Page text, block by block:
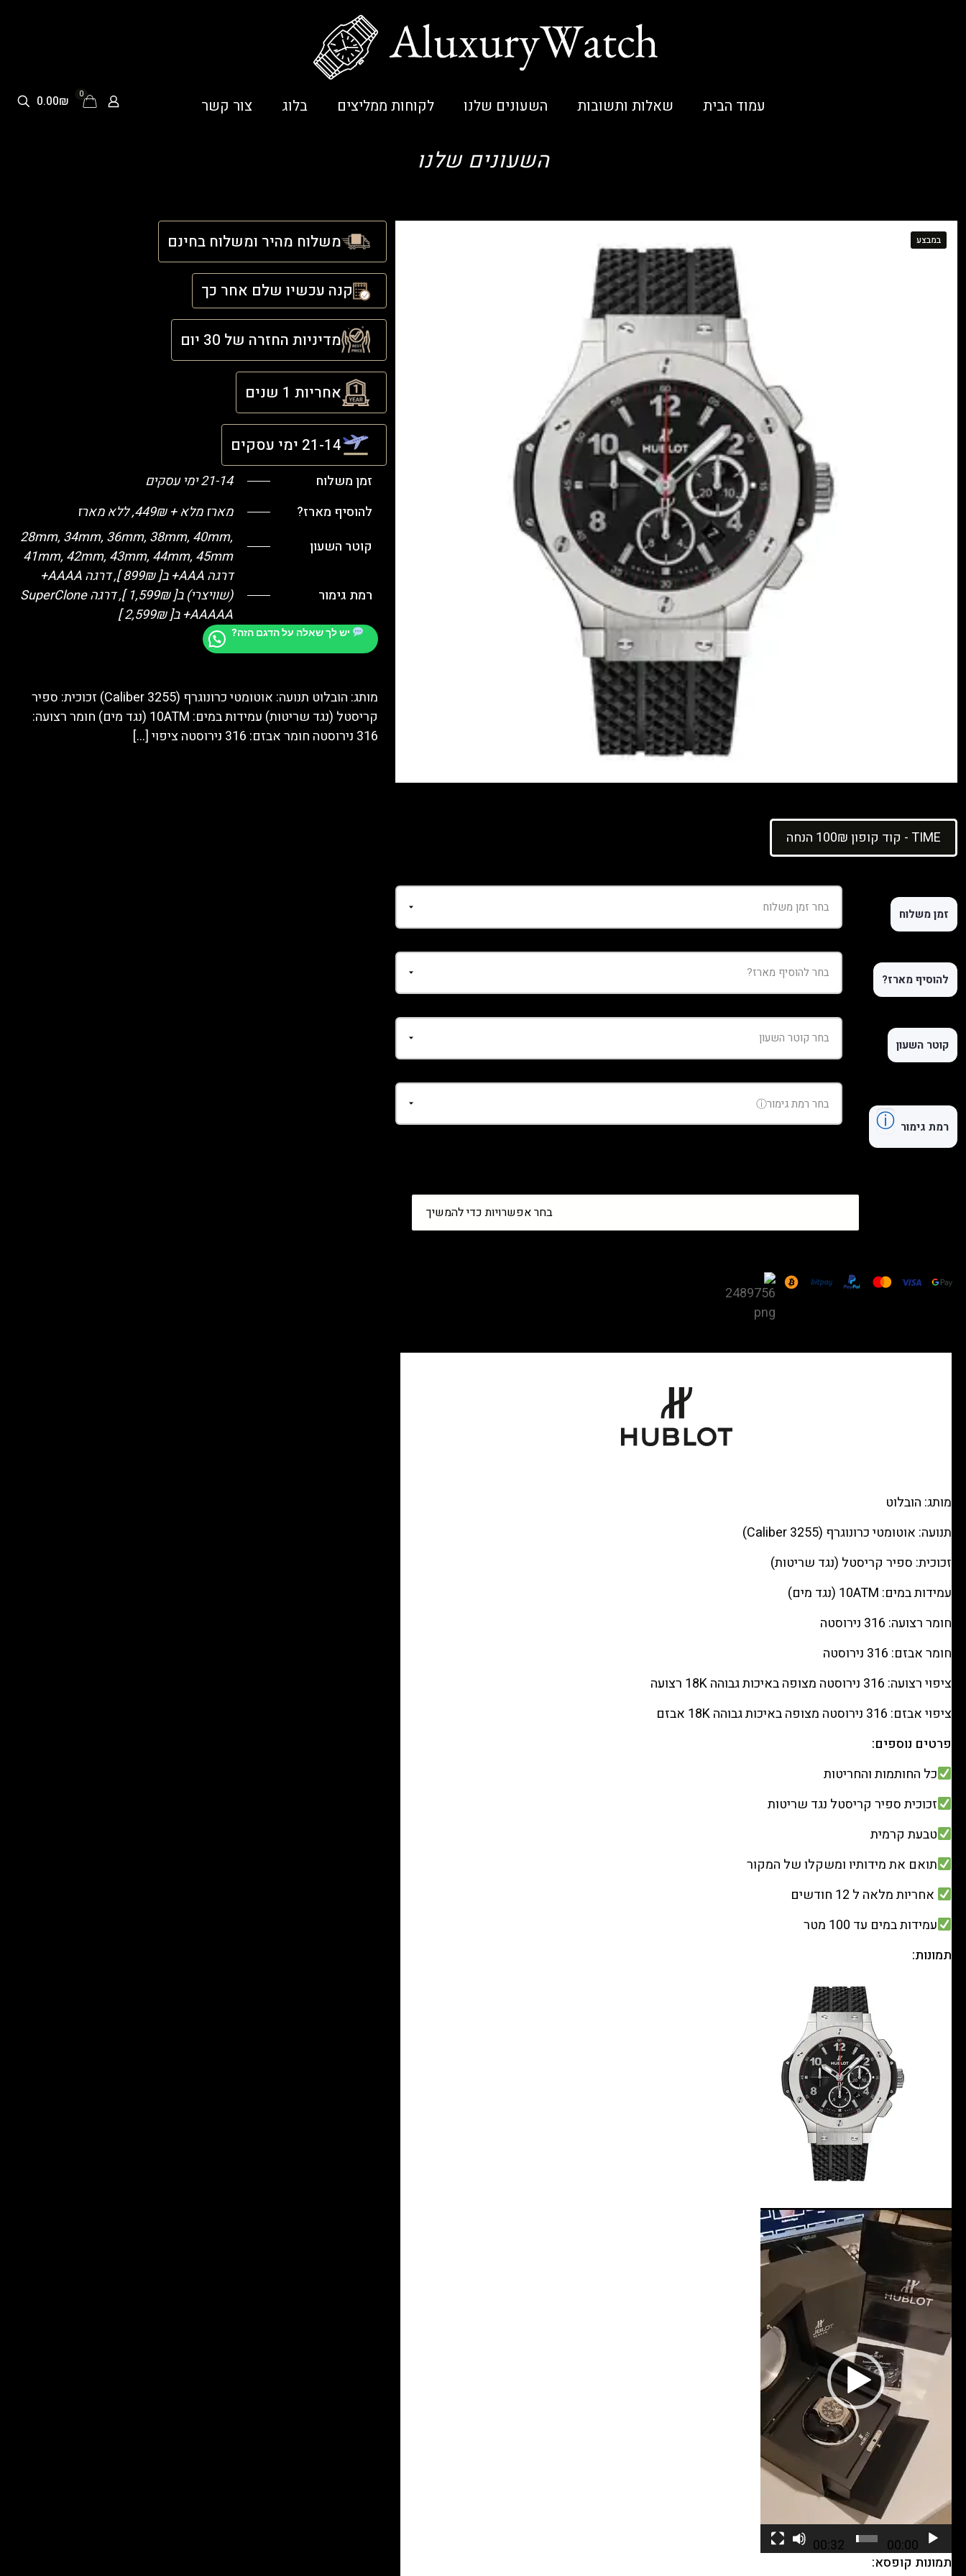
עמוד הבית שאלות ותשובות השעונים שלנו לקוחות ממליצים בלוג צור קשר
0
0.00₪
השעונים שלנו
במבצע
קוד קופון 100₪ הנחה - TIME
זמן משלוח
להוסיף מארז?
קוטר השעון
רמת גימור ⓘ
Big
9880390
בחר אפשרויות כדי להמשיך
מותג: הובלוט
תנועה: אוטומטי כרונוגרף (Caliber 3255)
זכוכית: ספיר קריסטל (נגד שריטות)
עמידות במים: 10ATM (נגד מים)
חומר רצועה: 316 נירוסטה
חומר אבזם: 316 נירוסטה
ציפוי רצועה: 316 נירוסטה מצופה באיכות גבוהה 18K רצועה
ציפוי אבזם: 316 נירוסטה מצופה באיכות גבוהה 18K אבזם
פרטים נוספים:
כל החותמות והחריטות
זכוכית ספיר קריסטל נגד שריטות
טבעת קרמית
תואם את מידותיו ומשקלו של המקור
אחריות מלאה ל 12 חודשים
עמידות במים עד 100 מטר
תמונות:
וידאו
00:00
00:32
תמונות קופסא:
משלוח מהיר ומשלוח בחינם
קנה עכשיו שלם אחר כך
מדיניות החזרה של 30 יום
אחריות 1 שנים
21-14 ימי עסקים
זמן משלוח
21-14 ימי עסקים
להוסיף מארז?
מארז מלא + 449₪, ללא מארז
קוטר השעון
28mm, 34mm, 36mm, 38mm, 40mm,
41mm, 42mm, 43mm, 44mm, 45mm
רמת גימור
דרגה AAA+ ב[ 899₪ ], דרגה AAAA+
(שוויצרי) ב[ 1,599₪ ], דרגה SuperClone
+AAAAA ב[ 2,599₪ ]
יש לך שאלה על הדגם הזה?
מותג: הובלוט תנועה: אוטומטי כרונוגרף (Caliber 3255) זכוכית: ספיר
קריסטל (נגד שריטות) עמידות במים: 10ATM (נגד מים) חומר רצועה:
316 נירוסטה חומר אבזם: 316 נירוסטה ציפוי
[…]